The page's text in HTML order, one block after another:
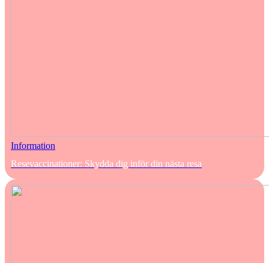
Information
Resevaccinationer: Skydda dig inför din nästa resa